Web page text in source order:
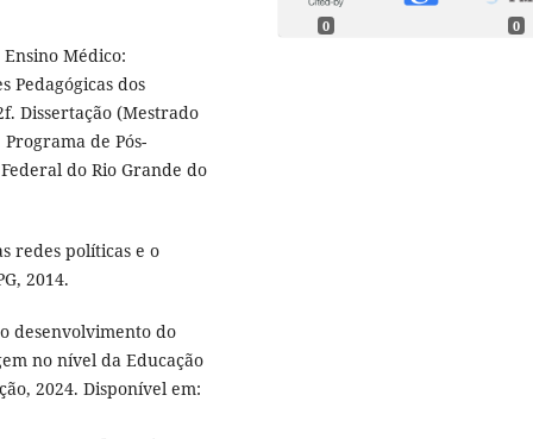
Médico:
Pedagógicas dos
Dissertação (Mestrado
de Pós-
do Rio Grande do
redes políticas e o
2014.
desenvolvimento do
no nível da Educação
2024. Disponível em:
0 0